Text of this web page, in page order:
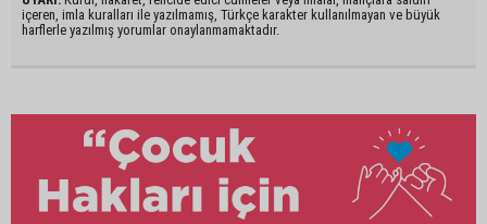
içeren, imla kuralları ile yazılmamış, Türkçe karakter kullanılmayan ve büyük
harflerle yazılmış yorumlar onaylanmamaktadır.